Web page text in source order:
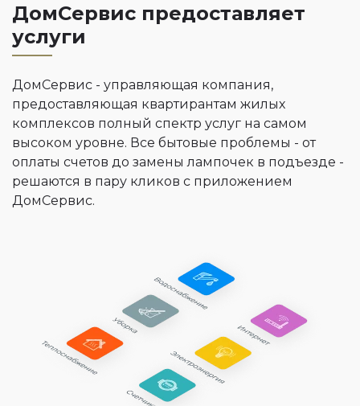
ДомСервис предоставляет
услуги
ДомСервис - управляющая компания,
предоставляющая квартирантам жилых
комплексов полный спектр услуг на самом
высоком уровне. Все бытовые проблемы - от
оплаты счетов до замены лампочек в подъезде -
решаются в пару кликов с приложением
ДомСервис.